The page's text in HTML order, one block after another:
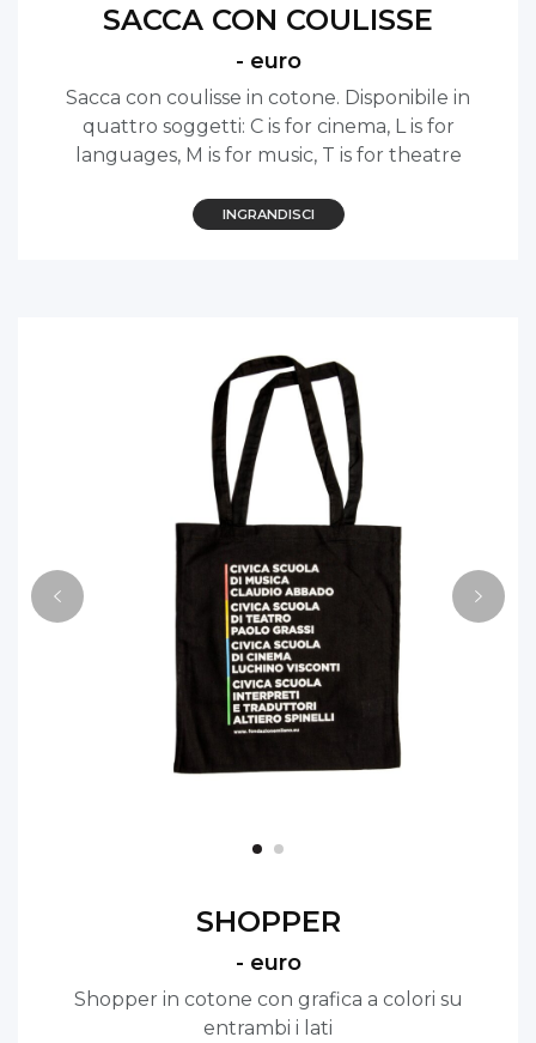
SACCA CON COULISSE
- euro
Sacca con coulisse in cotone. Disponibile in
quattro soggetti: C is for cinema, L is for
languages, M is for music, T is for theatre
INGRANDISCI
SHOPPER
- euro
Shopper in cotone con grafica a colori su
entrambi i lati